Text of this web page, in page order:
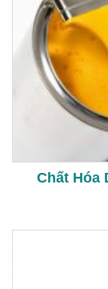
Chất Hóa